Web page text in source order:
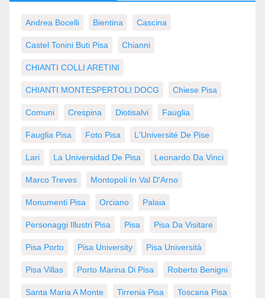
Andrea Bocelli Bientina Cascina
Castel Tonini Buti Pisa Chianni
CHIANTI COLLI ARETINI
CHIANTI MONTESPERTOLI DOCG Chiese Pisa
Comuni Crespina Diotisalvi Fauglia
Fauglia Pisa Foto Pisa L'Université De Pise
Lari La Universidad De Pisa Leonardo Da Vinci
Marco Treves Montopoli In Val D'Arno
Monumenti Pisa Orciano Palaia
Personaggi Illustri Pisa Pisa Pisa Da Visitare
Pisa Porto Pisa University Pisa Università
Pisa Villas Porto Marina Di Pisa Roberto Benigni
Santa Maria A Monte Tirrenia Pisa Toscana Pisa